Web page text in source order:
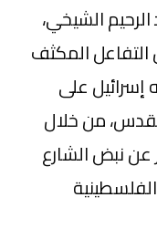
الشيخي،
التفاعل المكثف
إسرائيل على
من خلال
عن نبض الشارع